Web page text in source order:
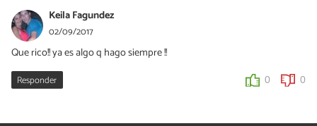
26/07/2022
yo hago buseca para 150 personas o mas . ,si lleva papas y para
espesar calabaza
Keila Fagundez
02/09/2017
Que rico!! ya es algo q hago siempre !!
Responder 0 0